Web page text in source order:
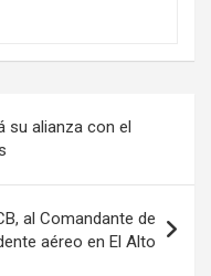
su alianza con el
al Comandante de
aéreo en El Alto